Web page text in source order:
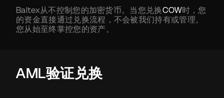
Baltex从不控制您的加密货币。当您兑换COW时，您
的资金直接通过兑换流程，不会被我们持有或管理。
您从始至终掌控您的资产。
AML验证兑换